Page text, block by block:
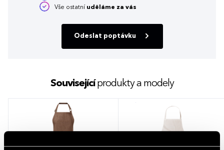
Vše ostatní uděláme za vás
Odeslat poptávku
Souvisejícíprodukty a modely